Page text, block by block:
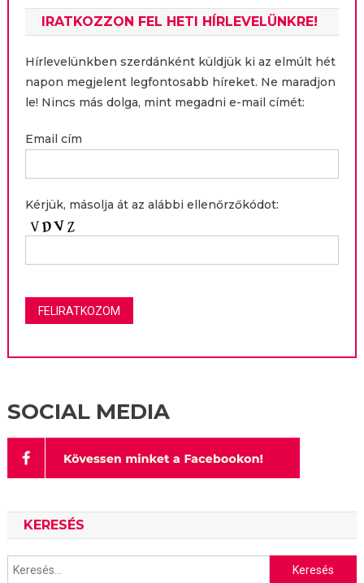
IRATKOZZON FEL HETI HÍRLEVELÜNKRE!
Hírlevelünkben szerdánként küldjük ki az elmúlt hét
napon megjelent legfontosabb híreket. Ne maradjon
le! Nincs más dolga, mint megadni e-mail címét:
Email cím
Kérjük, másolja át az alábbi ellenőrzőkódot:
SOCIAL MEDIA
KERESÉS
Keresés: